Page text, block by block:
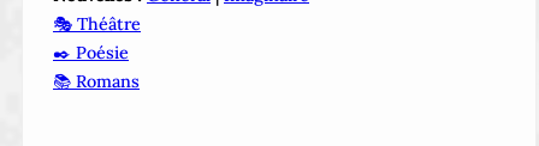
🎭 Théâtre
✒️ Poésie
📚 Romans